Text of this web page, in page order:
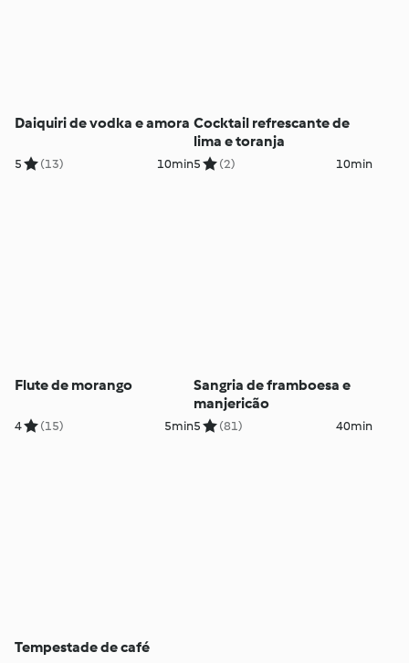
Daiquiri de vodka e amora
5 (13) 10min
Cocktail refrescante de
lima e toranja
5 (2) 10min
Flute de morango
4 (15) 5min
Sangria de framboesa e
manjericão
5 (81) 40min
Tempestade de café